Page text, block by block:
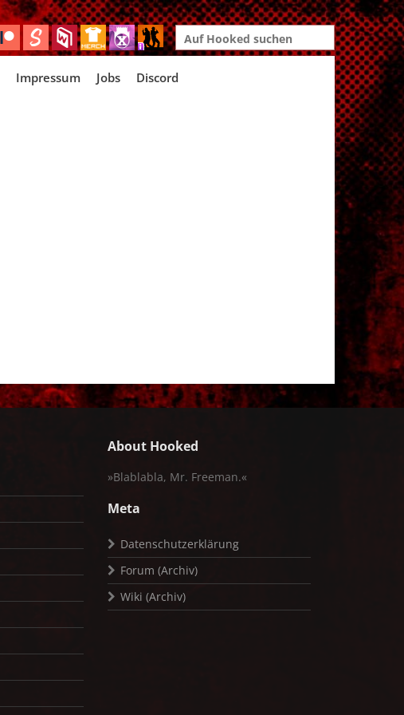
Search
for:
Impressum Jobs Discord
About Hooked
»Blablabla, Mr. Freeman.«
Meta
Datenschutzerklärung
Forum (Archiv)
Wiki (Archiv)